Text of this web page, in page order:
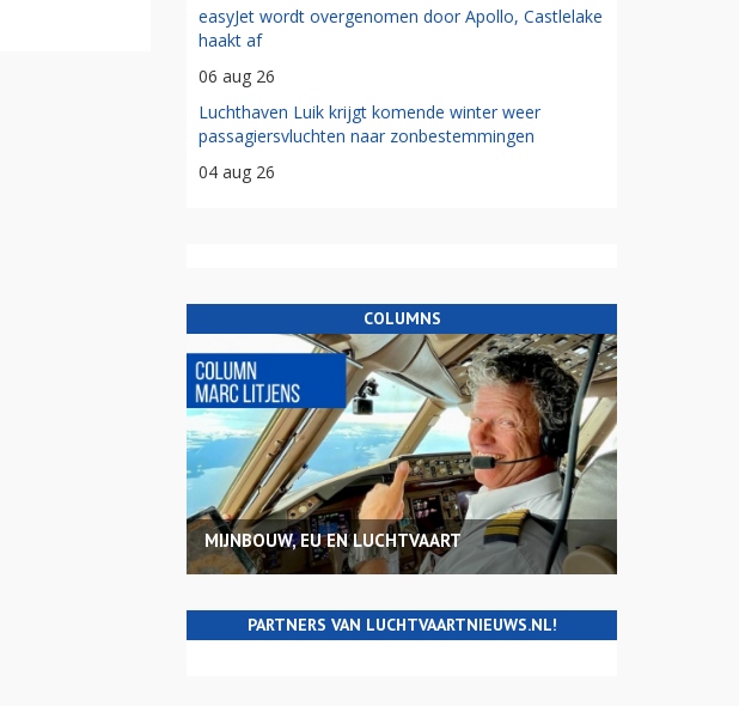
easyJet wordt overgenomen door Apollo, Castlelake
haakt af
06 aug 26
Luchthaven Luik krijgt komende winter weer
passagiersvluchten naar zonbestemmingen
04 aug 26
COLUMNS
MIJNBOUW, EU EN LUCHTVAART
PARTNERS VAN LUCHTVAARTNIEUWS.NL!